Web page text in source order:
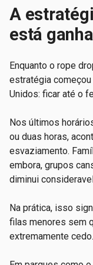
A
está
Enquanto o rope
estratégia
Unidos: ficar até o
Nos últimos
ou duas horas,
esvaziamento.
embora, grupos
diminui
Na prática, isso
filas menores sem
extremamente cedo.